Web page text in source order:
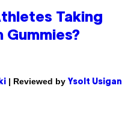
Taking
Gummies?
| Reviewed by Ysolt Usigan